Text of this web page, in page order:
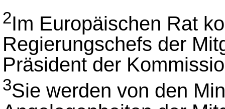
2Im Europäischen Rat
Regierungschefs der
Präsident der
3Sie werden von den